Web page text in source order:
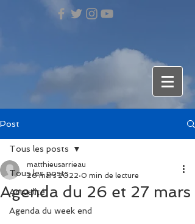
Post
Tous les posts
Actualité
Agenda du week end
Tous les posts
Agenda du 26 et 27 mars
matthieusarrieau
26 mars 2022 0 min de lecture